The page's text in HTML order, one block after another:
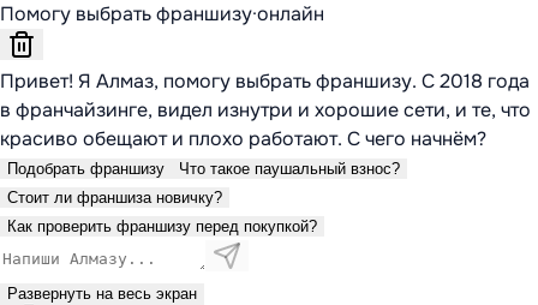
Помогу выбрать франшизу·онлайн
Привет! Я Алмаз, помогу выбрать франшизу. С 2018 года
в франчайзинге, видел изнутри и хорошие сети, и те, что
красиво обещают и плохо работают. С чего начнём?
Подобрать франшизу
Что такое паушальный взнос?
Стоит ли франшиза новичку?
Как проверить франшизу перед покупкой?
Развернуть на весь экран